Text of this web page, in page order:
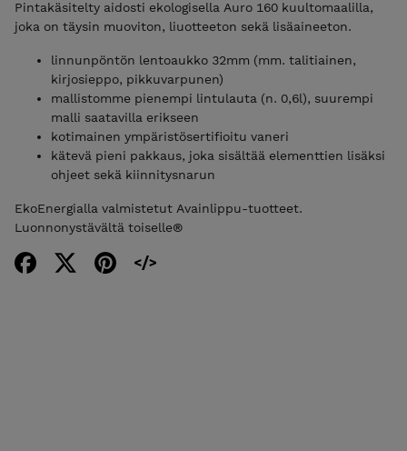
Pintakäsitelty aidosti ekologisella Auro 160 kuultomaalilla,
joka on täysin muoviton, liuotteeton sekä lisäaineeton.
linnunpöntön lentoaukko 32mm (mm. talitiainen,
kirjosieppo, pikkuvarpunen)
mallistomme pienempi lintulauta (n. 0,6l), suurempi
malli saatavilla erikseen
kotimainen ympäristösertifioitu vaneri
kätevä pieni pakkaus, joka sisältää elementtien lisäksi
ohjeet sekä kiinnitysnarun
EkoEnergialla valmistetut Avainlippu-tuotteet.
Luonnonystävältä toiselle®